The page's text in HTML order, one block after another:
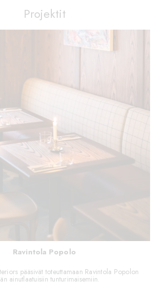
Projektit
Ravintola Popolo
pääsivät toteuttamaan Ravintola Popolon
ainutlaatuisiin tunturimaisemiin.